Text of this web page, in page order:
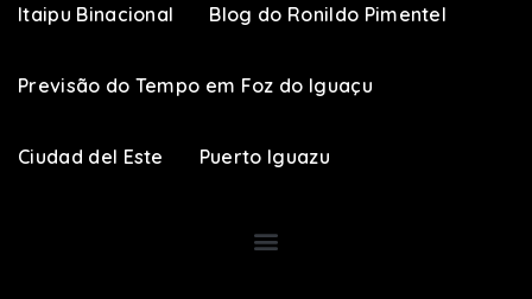
Itaipu Binacional Blog do Ronildo Pimentel
Previsão do Tempo em Foz do Iguaçu
Ciudad del Este Puerto Iguazu